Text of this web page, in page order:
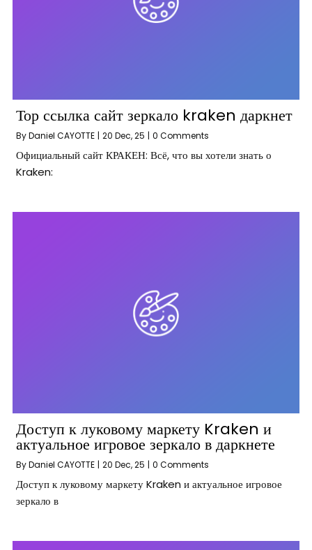
Тор ссылка сайт зеркало kraken даркнет
ByDaniel CAYOTTE | 20 Dec, 25 | 0 Comments
Официальный сайт КРАКЕН: Всё, что вы хотели знать о
Kraken:
Доступ к луковому маркету Kraken и
актуальное игровое зеркало в даркнете
ByDaniel CAYOTTE | 20 Dec, 25 | 0 Comments
Доступ к луковому маркету Kraken и актуальное игровое
зеркало в